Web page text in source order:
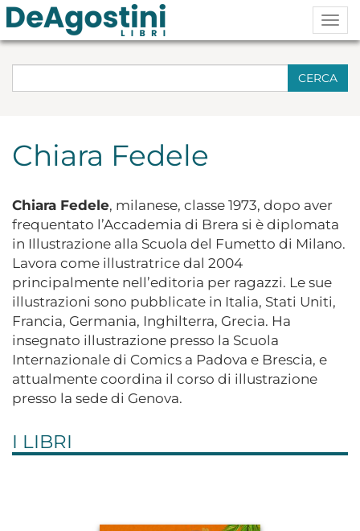
CERCA
Chiara Fedele
Chiara Fedele, milanese, classe 1973, dopo aver
frequentato l’Accademia di Brera si è diplomata
in Illustrazione alla Scuola del Fumetto di Milano.
Lavora come illustratrice dal 2004
principalmente nell’editoria per ragazzi. Le sue
illustrazioni sono pubblicate in Italia, Stati Uniti,
Francia, Germania, Inghilterra, Grecia. Ha
insegnato illustrazione presso la Scuola
Internazionale di Comics a Padova e Brescia, e
attualmente coordina il corso di illustrazione
presso la sede di Genova.
I LIBRI